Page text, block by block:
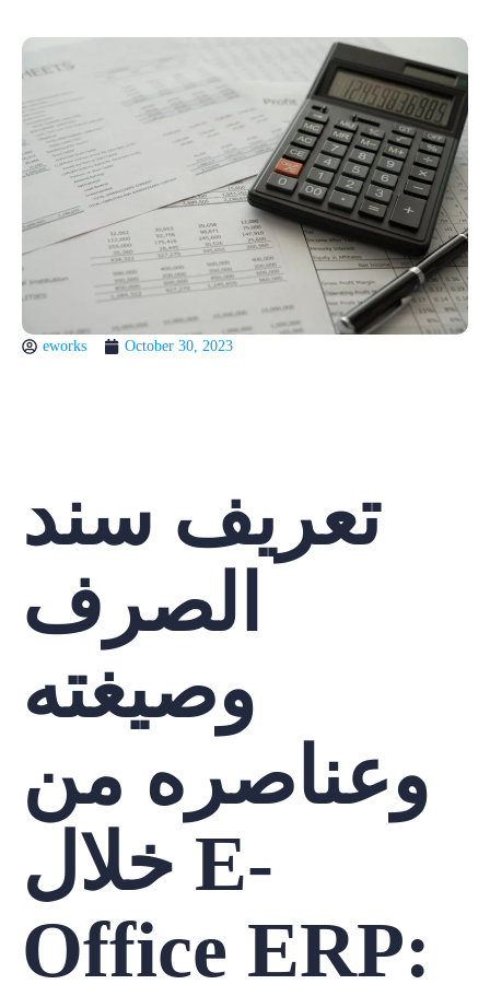
eworks October 30, 2023
تعريف سند
الصرف
وصيغته
وعناصره من
خلال E-
Office ERP: